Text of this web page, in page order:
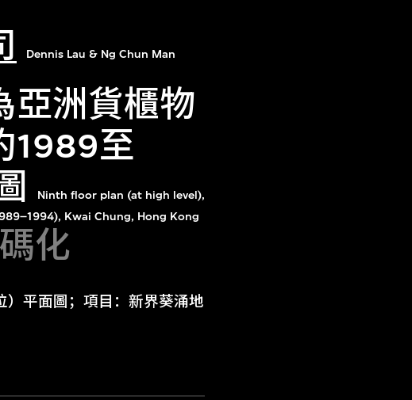
Dennis Lau & Ng Chun Man
亞洲貨櫃物
1989至
Ninth floor plan (at high level),
Kwai Chung, Hong Kong
化
平面圖；項目：新界葵涌地